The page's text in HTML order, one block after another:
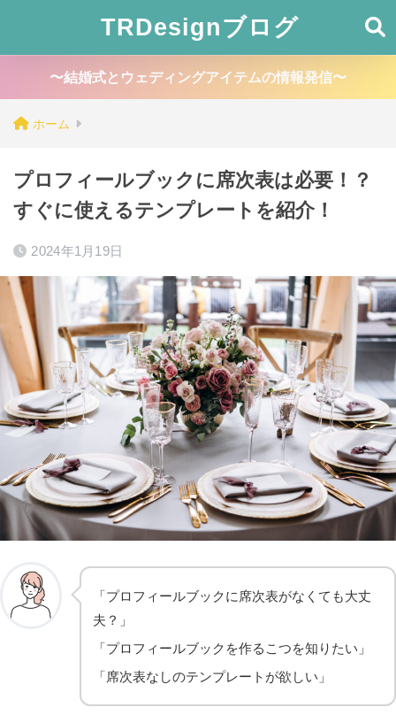
TRDesignブログ
〜結婚式とウェディングアイテムの情報発信〜
ホーム
プロフィールブックに席次表は必要！？
すぐに使えるテンプレートを紹介！
2024年1月19日
「プロフィールブックに席次表がなくても大丈
夫？」
「プロフィールブックを作るこつを知りたい」
「席次表なしのテンプレートが欲しい」